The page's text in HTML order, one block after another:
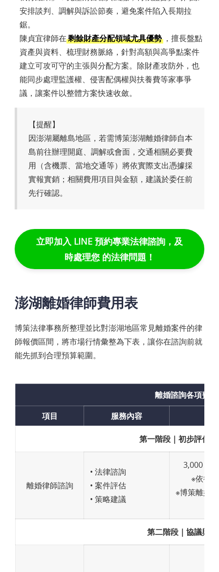
安排談判、調解與訴訟節奏，避免案件陷入長期拉
鋸。
陳貞宜律師在剩餘財產分配領域尤具優勢 ，擅長盤點
資產與資料、梳理財務脈絡，針對高額與高爭點案件
建立可攻可守的主張與分配方案。除財產攻防外，也
能同步處理監護權、侵害配偶權與扶養費等家事爭
議，讓案件以整體方案快速收斂。
【提醒】
因澎湖屬離島地區，若需博策澎湖離婚律師自本
島前往辦理開庭、調解或會面，交通相關必要費
用（含機票、當地交通等）將依實際支出憑據採
實報實銷；相關費用項目與金額，建議於委任前
先行確認。
立即加入 LINE 預約專業法律諮詢，及
時處理您 的法律問題！
澎湖離婚律師費用表
博策法律事務所整理並比對澎湖地區常見離婚案件的律
師報價區間，將市場行情彙整為下表，讓你在諮詢前就
能先抓到合理預算範圍。
離婚諮詢各項費用
項目
服務內容
第一階段｜初步評估
離婚律師諮詢
• 法律諮詢
• 案件評估
• 策略建議
3,000～
※依律
※博策離婚
第二階段｜協議與